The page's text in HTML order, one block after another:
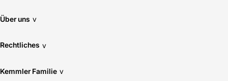
Über uns v
Rechtliches v
Kemmler Familie v